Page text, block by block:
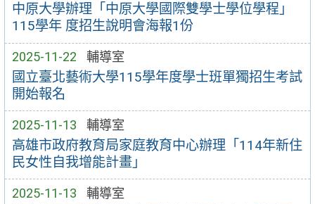
中原大學辦理「中原大學國際雙學士學位學程」
115學年 度招生說明會海報1份
2025-11-22 輔導室
國立臺北藝術大學115學年度學士班單獨招生考試
開始報名
2025-11-13 輔導室
高雄市政府教育局家庭教育中心辦理「114年新住
民女性自我增能計畫」
2025-11-13 輔導室